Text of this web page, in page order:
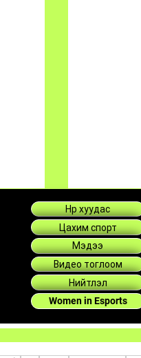
PUBG
БАГУУД
Нүүр хуудас
Цахим спорт
Мэдээ
Видео тоглоом
Нийтлэл
Women in Esports